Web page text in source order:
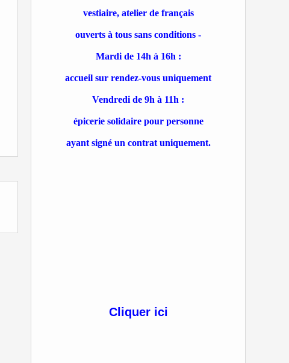
vestiaire, atelier de français
ouverts à tous sans conditions -
Mardi de 14h à 16h :
accueil sur rendez-vous uniquement
Vendredi de 9h à 11h :
épicerie solidaire pour personne
ayant signé un contrat uniquement.
Cliquer ici